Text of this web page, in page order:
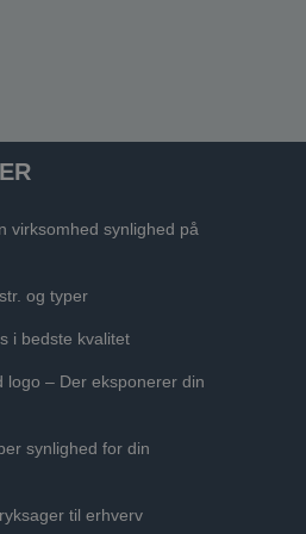
virksomhed synlighed på
og typer
i bedste kvalitet
logo – Der eksponerer din
synlighed for din
til erhverv